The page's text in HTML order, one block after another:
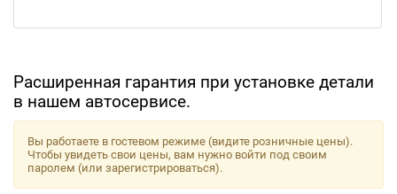
Расширенная гарантия при установке детали
в нашем автосервисе.
Вы работаете в гостевом режиме (видите розничные цены).
Чтобы увидеть свои цены, вам нужно войти под своим
паролем (или зарегистрироваться).